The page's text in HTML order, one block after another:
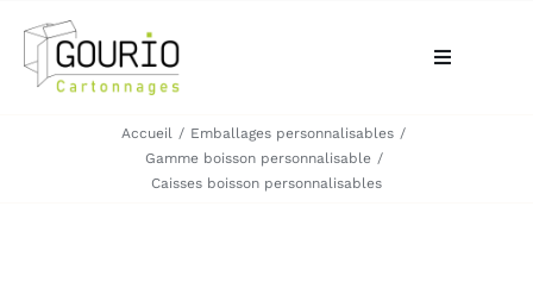
contenu
Toggle
Accueil
Emballages personnalisables
Gamme boisson personnalisable
Caisses boisson personnalisables